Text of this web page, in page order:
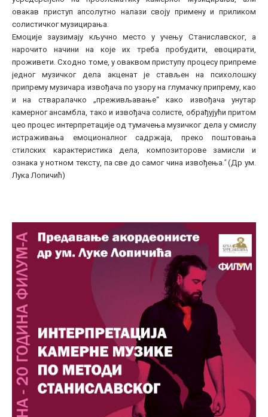
овакав приступ апсолутно налази своју примену и приликом
солистичког музицирања.
Емоције заузимају кључно место у учењу Станиславског, а
нарочито начини на које их треба пробудити, евоцирати,
проживети. Сходно томе, у оваквом приступу процесу припреме
једног музичког дела акценат је стављен на психолошку
припрему музичара извођача по узору на глумачку припрему, као
и на стваралачко „преживљавање“ како извођача унутар
камерног ансамбла, тако и извођача солисте, обрађујући притом
цео процес интерпретације од тумачења музичког дела у смислу
истраживања емоционалног садржаја, преко поштовања
стилских карактеристика дела, композиторове замисли и
ознака у нотном тексту, па све до самог чина извођења."(Др ум.
Лука Лопичић)